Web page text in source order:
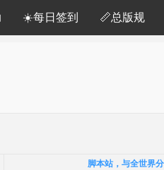
☀️每日签到 📏总版规
脚本站，与全世界